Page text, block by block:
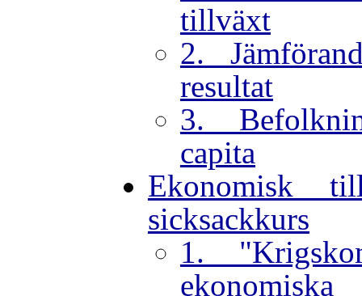
tillväxt
2.
resultat
3.
capita
Ekonomisk
sicksackkurs
1.